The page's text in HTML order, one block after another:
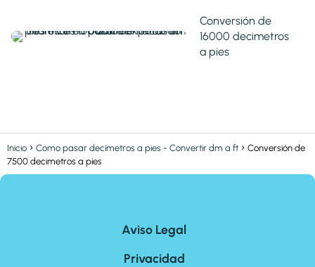
Conversión de
16000 decimetros
a pies
Inicio Como pasar decímetros a pies - Convertir dm a ft
Conversión de
7500 decimetros a pies
Aviso Legal
Privacidad